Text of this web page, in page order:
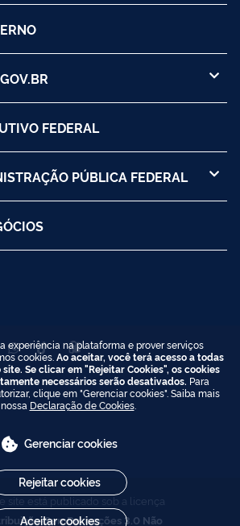
FEDERAL
PÚBLICA FEDERAL
site está publicado sob a licença
SemDerivações 3.0 Não
experiência na plataforma e prover serviços
cookies. Ao aceitar, você terá acesso a todas
Se clicar em "Rejeitar Cookies", os cookies
necessários serão desativados. Para
clique em "Gerenciar cookies". Saiba mais
Declaração de Cookies.
Gerenciar cookies
Rejeitar cookies
Aceitar cookies